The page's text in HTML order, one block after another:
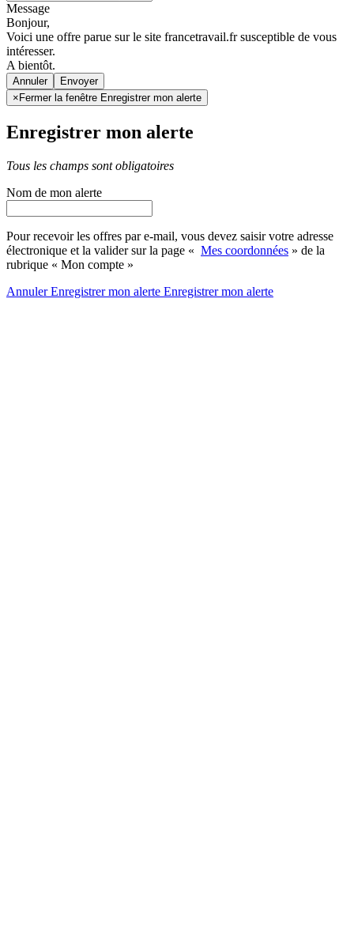
Message
Bonjour,
Voici une offre parue sur le site francetravail.fr susceptible de vous
intéresser.
A bientôt.
Annuler
× Fermer la fenêtre Enregistrer mon alerte
Enregistrer mon alerte
Tous les champs sont obligatoires
Nom de mon alerte
Pour recevoir les offres par e-mail, vous devez saisir votre adresse
électronique et la valider sur la page « Mes coordonnées » de la
rubrique « Mon compte »
AnnulerEnregistrer mon alerte Enregistrermon alerte